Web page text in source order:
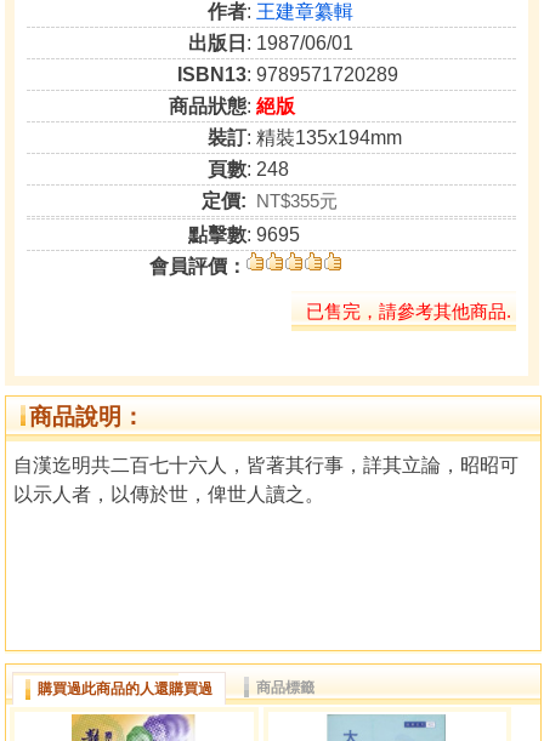
作者: 王建章纂輯
出版日 : 1987/06/01
ISBN13: 9789571720289
商品狀態:絕版
裝訂: 精裝135x194mm
頁數: 248
定價: NT$355元
點擊數: 9695
會員評價：
已售完，請參考其他商品.
商品說明：
自漢迄明共二百七十六人，皆著其行事，詳其立論，昭昭可
以示人者，以傳於世，俾世人讀之。
購買過此商品的人還購買過 商品標籤